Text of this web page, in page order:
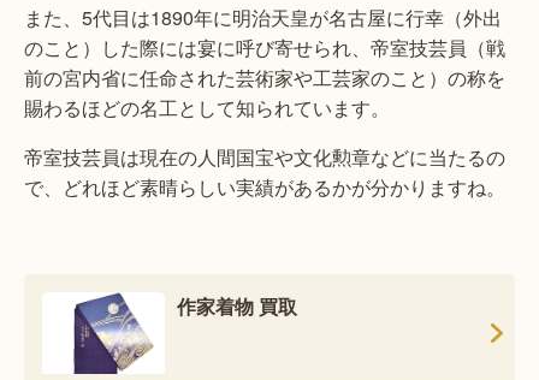
また、5代目は1890年に明治天皇が名古屋に行幸（外出
のこと）した際には宴に呼び寄せられ、帝室技芸員（戦
前の宮内省に任命された芸術家や工芸家のこと）の称を
賜わるほどの名工として知られています。
帝室技芸員は現在の人間国宝や文化勲章などに当たるの
で、どれほど素晴らしい実績があるかが分かりますね。
作家着物 買取